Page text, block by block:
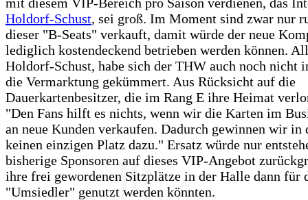
Holdorf-Schust, sei groß. Im Moment sind zwar nur
dieser "B-Seats" verkauft, damit würde der neue
lediglich kostendeckend betrieben werden können.
Holdorf-Schust, habe sich der THW auch noch nicht
die Vermarktung gekümmert. Aus Rücksicht auf die
Dauerkartenbesitzer, die im Rang E ihre Heimat
"Den Fans hilft es nichts, wenn wir die Karten im
an neue Kunden verkaufen. Dadurch gewinnen wir in
keinen einzigen Platz dazu." Ersatz würde nur
bisherige Sponsoren auf dieses VIP-Angebot
ihre frei gewordenen Sitzplätze in der Halle dann für
"Umsiedler" genutzt werden könnten.